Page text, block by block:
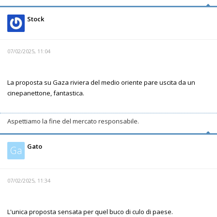
Stock
07/02/2025, 11:04
La proposta su Gaza riviera del medio oriente pare uscita da un
cinepanettone, fantastica.
Aspettiamo la fine del mercato responsabile.
Ga Gato
07/02/2025, 11:34
L'unica proposta sensata per quel buco di culo di paese.